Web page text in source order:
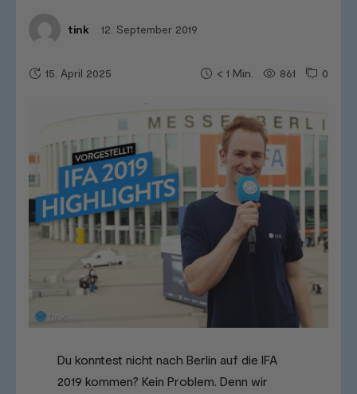
tink 12. September 2019
0
861
< 1 Min.
15. April 2025
Du konntest nicht nach Berlin auf die IFA
2019 kommen? Kein Problem. Denn wir